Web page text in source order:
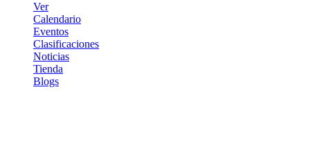
Ver
Calendario
Eventos
Clasificaciones
Noticias
Tienda
Blogs